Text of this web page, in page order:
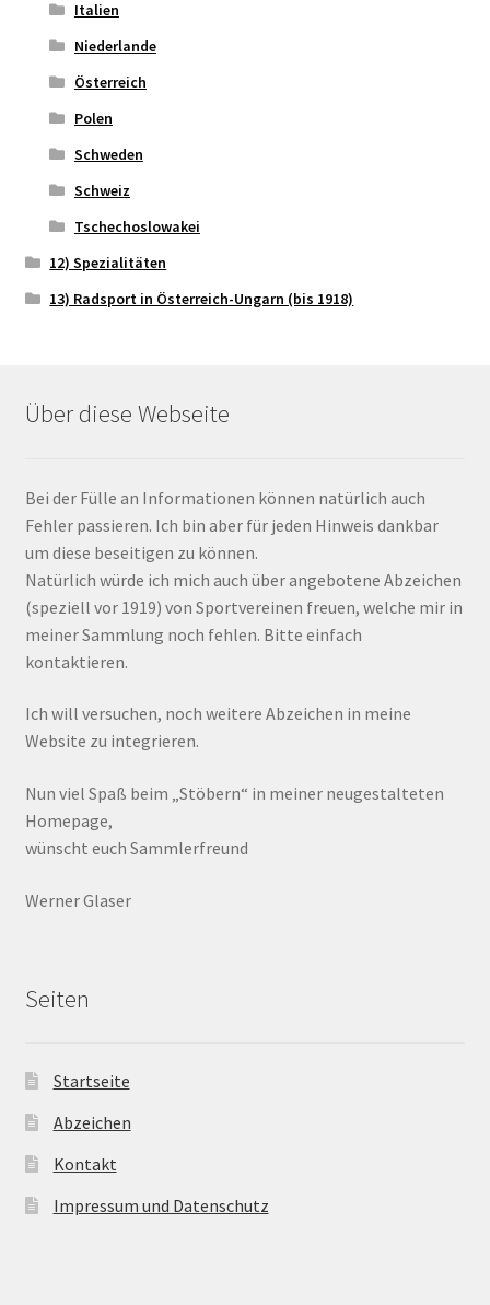
Italien
Niederlande
Österreich
Polen
Schweden
Schweiz
Tschechoslowakei
12) Spezialitäten
13) Radsport in Österreich-Ungarn (bis 1918)
Über diese Webseite
Bei der Fülle an Informationen können natürlich auch
Fehler passieren. Ich bin aber für jeden Hinweis dankbar
um diese beseitigen zu können.
Natürlich würde ich mich auch über angebotene Abzeichen
(speziell vor 1919) von Sportvereinen freuen, welche mir in
meiner Sammlung noch fehlen. Bitte einfach
kontaktieren.
Ich will versuchen, noch weitere Abzeichen in meine
Website zu integrieren.
Nun viel Spaß beim „Stöbern“ in meiner neugestalteten
Homepage,
wünscht euch Sammlerfreund
Werner Glaser
Seiten
Startseite
Abzeichen
Kontakt
Impressum und Datenschutz